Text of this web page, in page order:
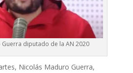
diputado de la AN 2020
Nicolás Maduro Guerra,